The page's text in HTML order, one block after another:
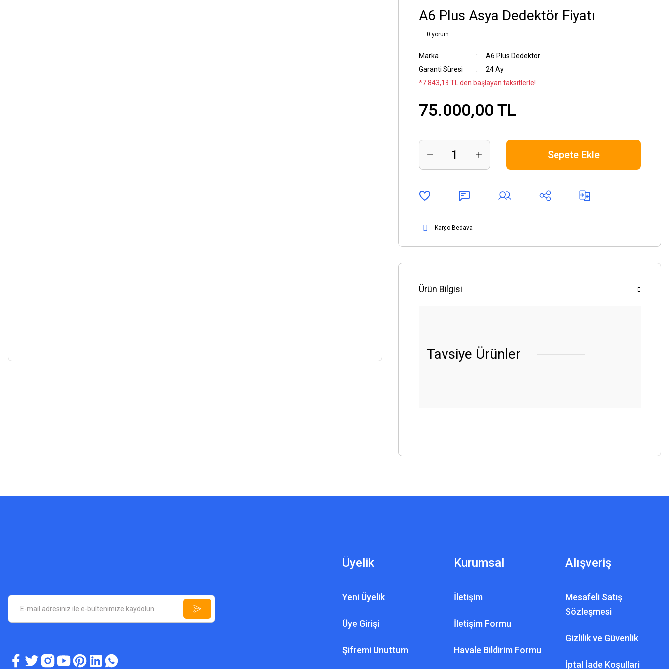
A6 Plus Asya Dedektör Fiyatı
0 yorum
Marka
A6 Plus Dedektör
Garanti Süresi
24 Ay
*7.843,13 TL den başlayan taksitlerle!
75.000,00 TL
Sepete Ekle
Kargo Bedava
Ürün Bilgisi
Tavsiye Ürünler
55.000,00 TL
Üyelik
Yeni Üyelik
Üye Girişi
Şifremi Unuttum
Kurumsal
İletişim
İletişim Formu
Havale Bildirim Formu
Alışveriş
Mesafeli Satış
Sözleşmesi
Gizlilik ve Güvenlik
İptal İade Koşullari